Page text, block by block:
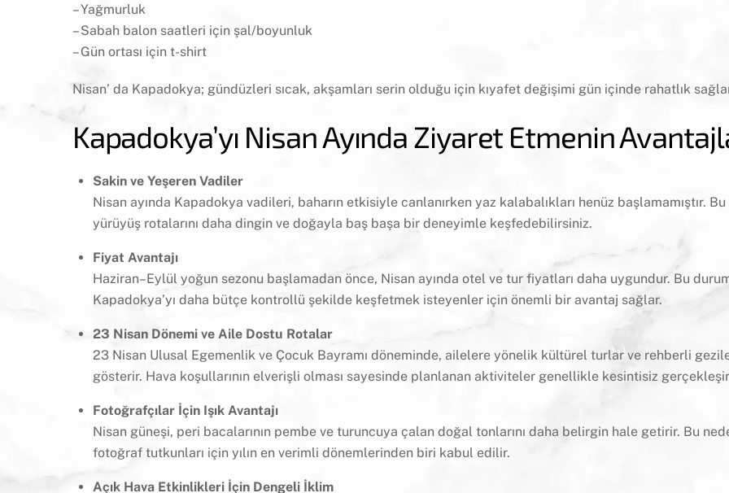
– Yağmurluk
– Sabah balon saatleri için şal/boyunluk
– Gün ortası için t-shirt
Nisan’ da Kapadokya; gündüzleri sıcak, akşamları serin olduğu için kıyafet değişimi gün içinde rahatlık
Kapadokya’yı Nisan Ayında Ziyaret Etmenin
Sakin ve Yeşeren Vadiler
Nisan ayında Kapadokya vadileri, baharın etkisiyle canlanırken yaz kalabalıkları henüz başlamamıştır.
yürüyüş rotalarını daha dingin ve doğayla baş başa bir deneyimle keşfedebilirsiniz.
Fiyat Avantajı
Haziran–Eylül yoğun sezonu başlamadan önce, Nisan ayında otel ve tur fiyatları daha uygundur. Bu
Kapadokya’yı daha bütçe kontrollü şekilde keşfetmek isteyenler için önemli bir avantaj sağlar.
23 Nisan Dönemi ve Aile Dostu Rotalar
23 Nisan Ulusal Egemenlik ve Çocuk Bayramı döneminde, ailelere yönelik kültürel turlar ve rehberli
gösterir. Hava koşullarının elverişli olması sayesinde planlanan aktiviteler genellikle kesintisiz
Fotoğrafçılar İçin Işık Avantajı
Nisan güneşi, peri bacalarının pembe ve turuncuya çalan doğal tonlarını daha belirgin hale getirir. Bu
fotoğraf tutkunları için yılın en verimli dönemlerinden biri kabul edilir.
Açık Hava Etkinlikleri İçin Dengeli İklim